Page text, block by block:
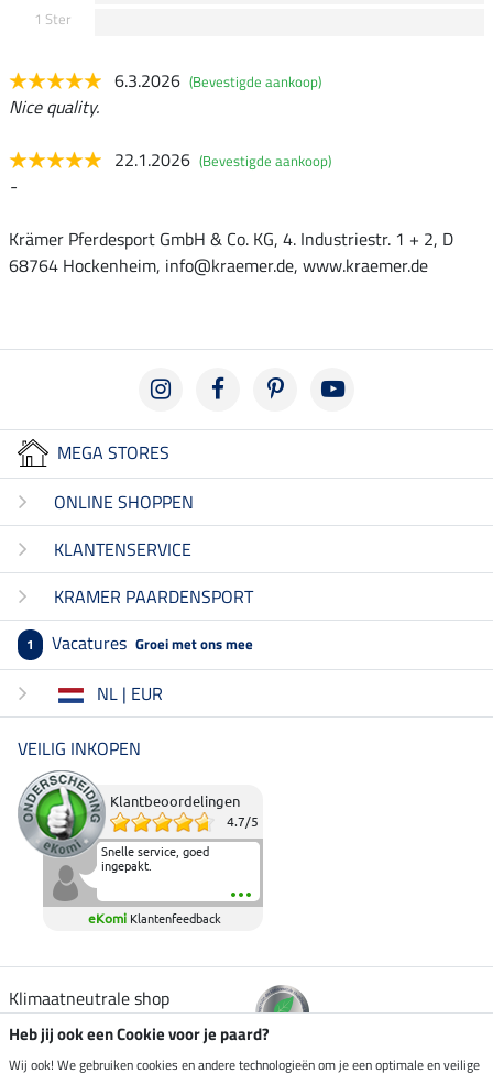
1 Ster
6.3.2026 (Bevestigde aankoop)
Nice quality.
22.1.2026 (Bevestigde aankoop)
-
Krämer Pferdesport GmbH & Co. KG, 4. Industriestr. 1 + 2, D
68764 Hockenheim, info@kraemer.de, www.kraemer.de
MEGA STORES
ONLINE SHOPPEN
KLANTENSERVICE
KRAMER PAARDENSPORT
1 Vacatures Groei met ons mee
NL | EUR
VEILIG INKOPEN
Klantbeoordelingen
4.7/5
Snelle service, goed
ingepakt.
eKomi Klantenfeedback
Klimaatneutrale shop
Verzending per
Heb jij ook een Cookie voor je paard?
Wij ook! We gebruiken cookies en andere technologieën om je een optimale en veilige